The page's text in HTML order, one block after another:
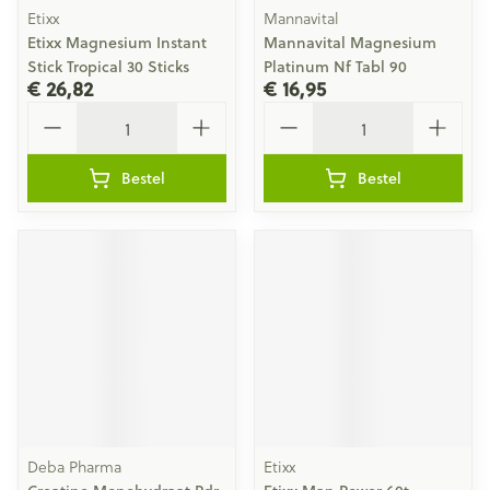
Etixx
Etixx Magnesium Instant
Stick Tropical 30 Sticks
€ 26,82
Bestel
Mannavital
Mannavital Magnesium
Platinum Nf Tabl 90
€ 16,95
Bestel
Deba Pharma Etixx